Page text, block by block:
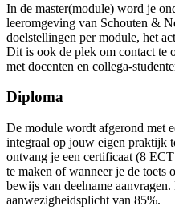
In de master(module) word je
leeromgeving van Schouten &
doelstellingen per module, het
Dit is ook de plek om contact te
met docenten en collega-
Diploma
De module wordt afgerond met
integraal op jouw eigen praktijk
ontvang je een certificaat (8
te maken of wanneer je de toets
bewijs van deelname
aanwezigheidsplicht van 85%.